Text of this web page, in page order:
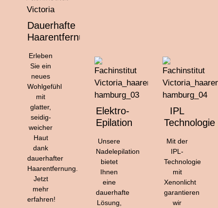
Dauerhafte
Haarentfernung
Erleben
Sie ein
neues
Wohlgefühl
mit
glatter,
seidig-
weicher
Haut
dank
dauerhafter
Haarentfernung.
Jetzt
mehr
erfahren!
Elektro-
Epilation
Unsere
Nadelepilation
bietet
Ihnen
eine
dauerhafte
Lösung,
IPL
Technologie
Mit der
IPL-
Technologie
mit
Xenonlicht
garantieren
wir